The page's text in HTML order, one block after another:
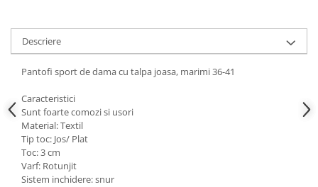
Martisoare
Descriere
Pantofi sport de dama cu talpa joasa, marimi 36-41
Caracteristici
Sunt foarte comozi si usori
Material: Textil
Tip toc: Jos/ Plat
Toc:3 cm
Varf: Rotunjit
Sistem inchidere: snur